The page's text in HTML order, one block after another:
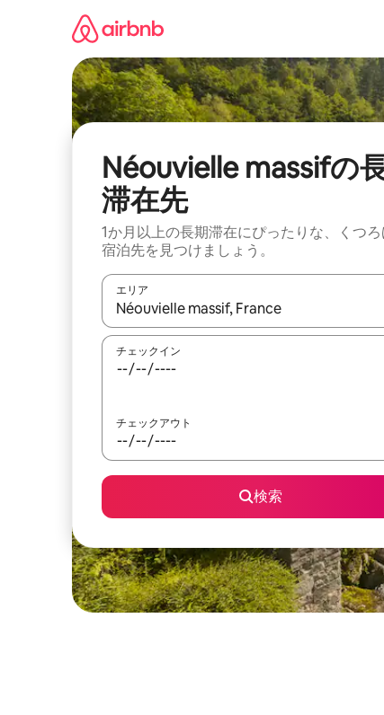
Néouvielle massifの
滞在先
1か月以上の長期滞在にぴったりな、くつろ
宿泊先を見つけましょう。
エリア
検索結果が表示されたら、上下の矢印キーを
チェックイン
チェックアウト
検索